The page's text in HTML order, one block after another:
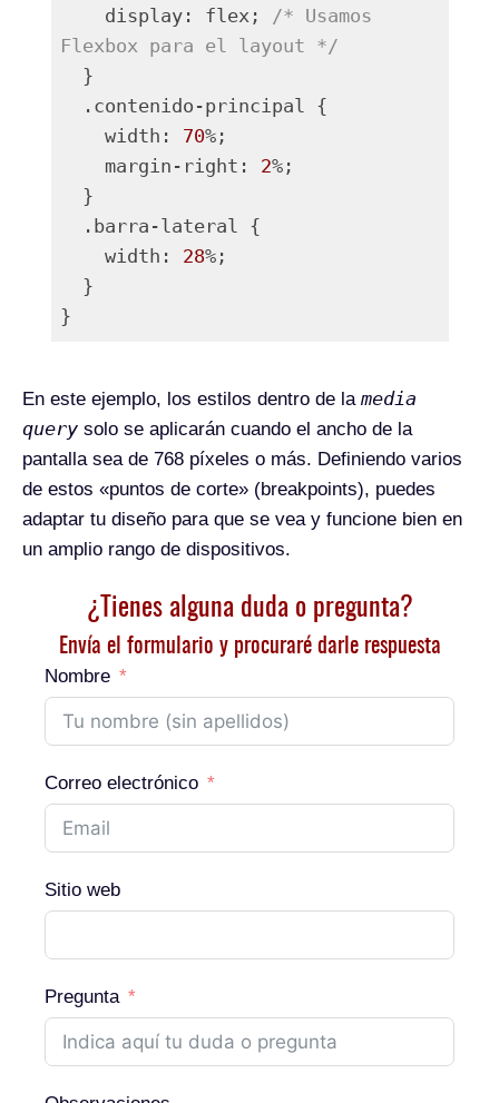
    display: flex;
/* Usamos
Flexbox para el layout */
    width:
70%;
    margin-right:
2%;
    width:
28%;
}
En este ejemplo, los estilos dentro de la media
query solo se aplicarán cuando el ancho de la
pantalla sea de 768 píxeles o más. Definiendo varios
de estos «puntos de corte» (breakpoints), puedes
adaptar tu diseño para que se vea y funcione bien en
un amplio rango de dispositivos.
¿Tienes alguna duda o pregunta?
Envía el formulario y procuraré darle respuesta
Nombre
Correo electrónico
Sitio web
Pregunta